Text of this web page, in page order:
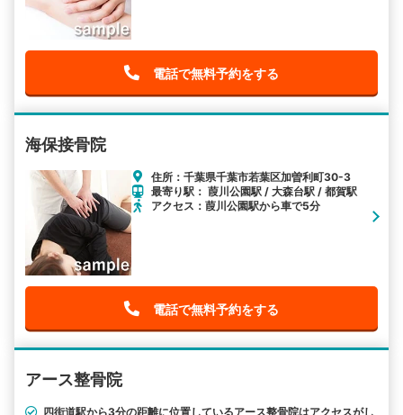
電話で無料予約をする
海保接骨院
住所：千葉県千葉市若葉区加曽利町30-3
最寄り駅： 葭川公園駅 / 大森台駅 / 都賀駅
アクセス：葭川公園駅から車で5分
電話で無料予約をする
アース整骨院
四街道駅から3分の距離に位置しているアース整骨院はアクセスがし